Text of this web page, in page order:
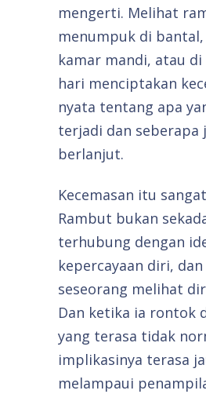
mengerti. Melihat
menumpuk di
kamar mandi, atau
hari menciptakan
nyata tentang apa
terjadi dan seberapa
berlanjut.
Kecemasan itu
Rambut bukan
terhubung dengan
kepercayaan diri, dan
seseorang melihat
Dan ketika ia rontok
yang terasa tidak
implikasinya terasa
melampaui